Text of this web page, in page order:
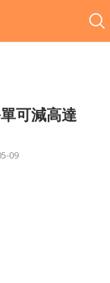
可減高達
09